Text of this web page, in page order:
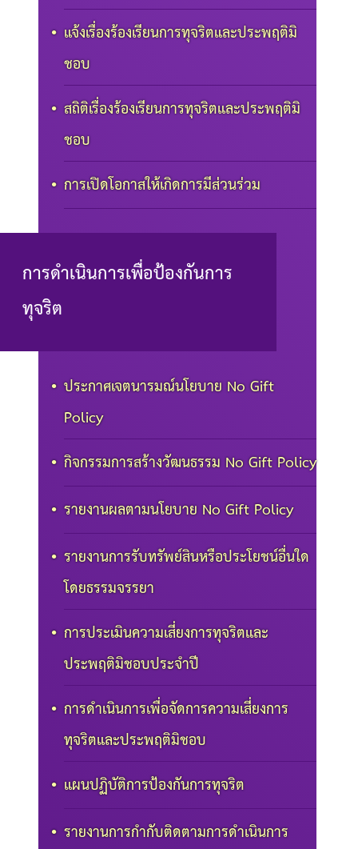
แจ้งเรื่องร้องเรียนการทุจริตและประพฤติมิ
ชอบ
สถิติเรื่องร้องเรียนการทุจริตและประพฤติมิ
ชอบ
การเปิดโอกาสให้เกิดการมีส่วนร่วม
การดำเนินการเพื่อป้องกันการ
ทุจริต
ประกาศเจตนารมณ์นโยบาย No Gift
Policy
กิจกรรมการสร้างวัฒนธรรม No Gift Policy
รายงานผลตามนโยบาย No Gift Policy
รายงานการรับทรัพย์สินหรือประโยชน์อื่นใด
โดยธรรมจรรยา
การประเมินความเสี่ยงการทุจริตและ
ประพฤติมิชอบประจำปี
การดำเนินการเพื่อจัดการความเสี่ยงการ
ทุจริตและประพฤติมิชอบ
แผนปฏิบัติการป้องกันการทุจริต
รายงานการกำกับติดตามการดำเนินการ